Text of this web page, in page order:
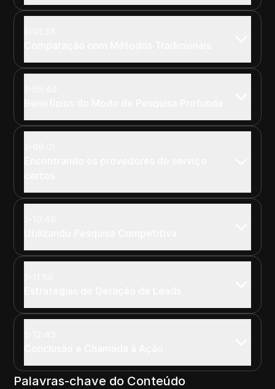
Palavras-chave do Conteúdo